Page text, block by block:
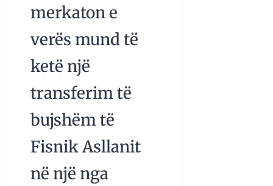
merkaton e
verës mund të
ketë një
transferim të
bujshëm të
Fisnik Asllanit
në një nga